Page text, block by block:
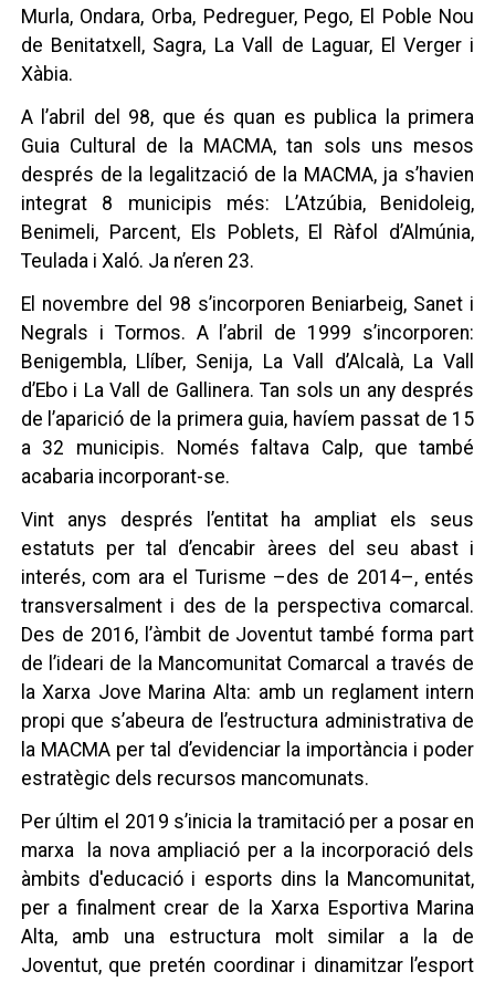
Murla, Ondara, Orba, Pedreguer, Pego, El Poble Nou
de Benitatxell, Sagra, La Vall de Laguar, El Verger i
Xàbia.
A l’abril del 98, que és quan es publica la primera
Guia Cultural de la MACMA, tan sols uns mesos
després de la legalització de la MACMA, ja s’havien
integrat 8 municipis més: L’Atzúbia, Benidoleig,
Benimeli, Parcent, Els Poblets, El Ràfol d’Almúnia,
Teulada i Xaló. Ja n’eren 23.
El novembre del 98 s’incorporen Beniarbeig, Sanet i
Negrals i Tormos. A l’abril de 1999 s’incorporen:
Benigembla, Llíber, Senija, La Vall d’Alcalà, La Vall
d’Ebo i La Vall de Gallinera. Tan sols un any després
de l’aparició de la primera guia, havíem passat de 15
a 32 municipis. Només faltava Calp, que també
acabaria incorporant-se.
Vint anys després l’entitat ha ampliat els seus
estatuts per tal d’encabir àrees del seu abast i
interés, com ara el Turisme –des de 2014–, entés
transversalment i des de la perspectiva comarcal.
Des de 2016, l’àmbit de Joventut també forma part
de l’ideari de la Mancomunitat Comarcal a través de
la Xarxa Jove Marina Alta: amb un reglament intern
propi que s’abeura de l’estructura administrativa de
la MACMA per tal d’evidenciar la importància i poder
estratègic dels recursos mancomunats.
Per últim el 2019 s’inicia la tramitació per a posar en
marxa la nova ampliació per a la incorporació dels
àmbits d'educació i esports dins la Mancomunitat,
per a finalment crear de la Xarxa Esportiva Marina
Alta, amb una estructura molt similar a la de
Joventut, que pretén coordinar i dinamitzar l’esport